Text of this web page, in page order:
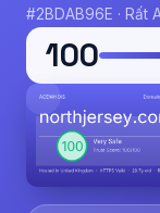
#2BDAB96E · Rất
100